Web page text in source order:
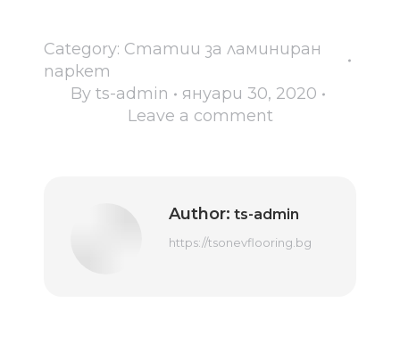
Category: Статии за ламиниран
паркет
By ts-admin
януари 30, 2020
Leave a comment
Author: ts-admin
https://tsonevflooring.bg